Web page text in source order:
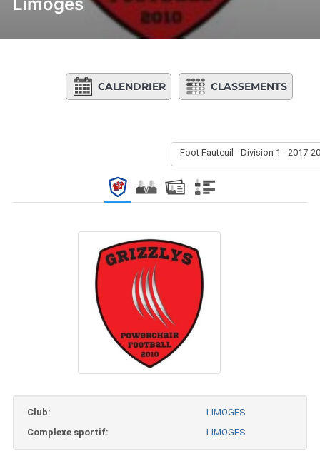
CALENDRIER CLASSEMENTS
Foot Fauteuil - Division 1 - 2017-
Club:
LIMOGES
Complexe sportif:
LIMOGES